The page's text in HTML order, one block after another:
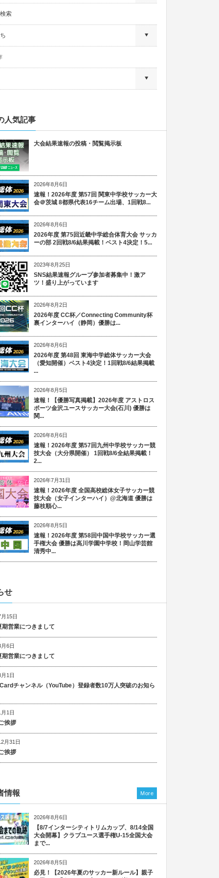
索
人気記事
大会結果速報の投稿・閲覧掲示板
2026年8月6日
速報！2026年度 第57回 関東中学校サッカー大
会＠茨城 8都県代表16チーム出場、1回戦8...
2026年8月6日
2026年度 第75回近畿中学総合体育大会 サッカ
ーの部 2回戦8/6結果掲載！ベスト4決定！5...
2023年8月25日
SNS結果速報グループ参加者募集中！激ア
ツ！盛り上がっています
2026年8月2日
2026年度 CC杯／Connecting Community杯
裏インターハイ（静岡）優勝は...
2026年8月6日
2026年度 第48回 東海中学総体サッカー大会
（愛知開催）ベスト4決定！1回戦8/6結果掲載
...
2026年8月5日
速報！【優勝写真掲載】2026年度 アストロス
ポーツ金沢ユースサッカー大会(石川) 優勝は
関...
2026年8月6日
速報！2026年度 第57回九州中学校サッカー競
技大会（大分県開催） 1回戦8/6全結果掲載！
2...
2026年7月31日
速報！2026年度 全国高校総体女子サッカー競
技大会（女子インターハイ）@北海道 優勝は
藤枝順心...
2026年8月5日
速報！2026年度 第58回中国中学校サッカー選
手権大会 優勝は高川学園中学校！岡山学芸館
清秀中...
せ
15日
期営業につきまして
6日
期営業につきまして
1日
チャンネル（YouTube）登録者数10万人突破のお知ら
1日
挨拶
月31日
挨拶
情報
2026年8月6日
【8/7インターシティトリムカップ、8/14全国
大会開幕】クラブユース選手権U-15全国大会
まで...
2026年8月5日
必見！【2026年夏のサッカー新ルール】親子
More